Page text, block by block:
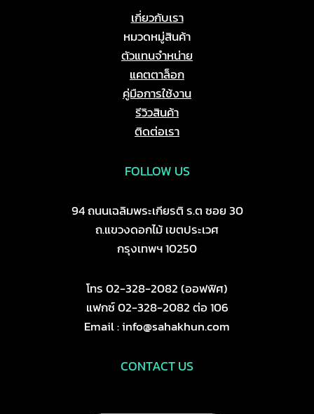
เกี่ยวกับเรา
หมวดหมู่สินค้า
ตัวแทนจำหน่าย
แคตตาล็อก
คู่มือการใช้งาน
รีวิวสินค้า
ติดต่อเรา
FOLLOW US
94 ถนนเฉลิมพระเกียรติ ร.ต ซอย 30
ถ.แขวงดอกไม้ เขตประเวศ
กรุงเทพฯ 10250
โทร 02-328-2082 (ออฟฟิศ)
แฟกซ์ 02-328-2082 ต่อ 106
Email : info@sahakhun.com
CONTACT US